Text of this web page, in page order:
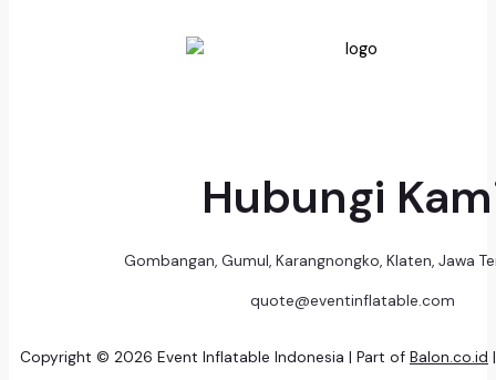
Hubungi
Gombangan, Gumul, Karangnongko, Klaten, Jawa
quote@eventinflatable.com
Copyright © 2026 Event Inflatable Indonesia | Part of Balon.co.id